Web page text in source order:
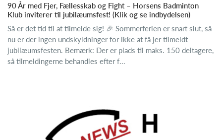
90 År med Fjer, Fællesskab og Fight – Horsens Badminton
Klub inviterer til jubilæumsfest! (Klik og se indbydelsen)
Så er det tid til at tilmelde sig! 🎉 Sommerferien er snart slut, så
nu er der ingen undskyldninger for ikke at få jer tilmeldt
jubilæumsfesten. Bemærk: Der er plads til maks. 150 deltagere,
så tilmeldingerne behandles efter f...